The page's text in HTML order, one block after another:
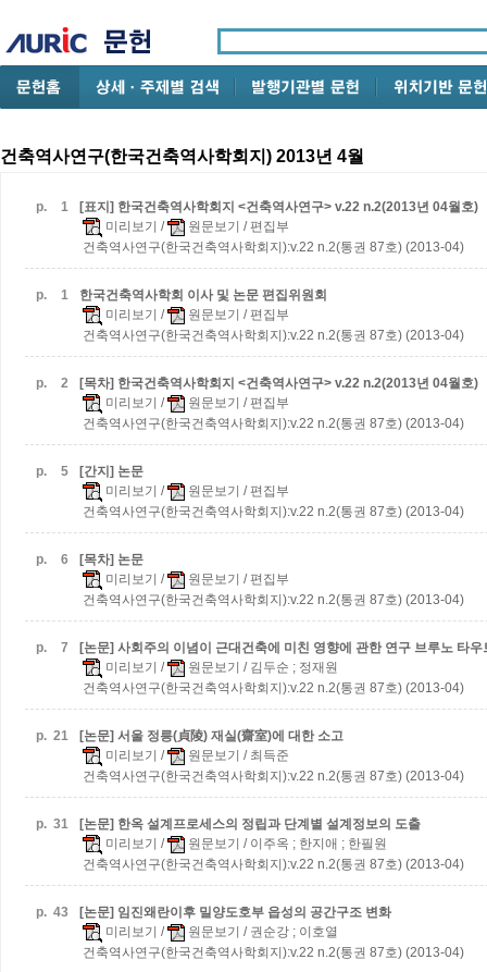
건축역사연구(한국건축역사학회지) 2013년 4월
p. 1
[표지] 한국건축역사학회지 <건축역사연구> v.22 n.2(2013년 04월호)
미리보기 / 원문보기 / 편집부
건축역사연구(한국건축역사학회지):v.22 n.2(통권 87호) (2013-04)
p. 1
한국건축역사학회 이사 및 논문 편집위원회
미리보기 / 원문보기 / 편집부
건축역사연구(한국건축역사학회지):v.22 n.2(통권 87호) (2013-04)
p. 2
[목차] 한국건축역사학회지 <건축역사연구> v.22 n.2(2013년 04월호)
미리보기 / 원문보기 / 편집부
건축역사연구(한국건축역사학회지):v.22 n.2(통권 87호) (2013-04)
p. 5
[간지] 논문
미리보기 / 원문보기 / 편집부
건축역사연구(한국건축역사학회지):v.22 n.2(통권 87호) (2013-04)
p. 6
[목차] 논문
미리보기 / 원문보기 / 편집부
건축역사연구(한국건축역사학회지):v.22 n.2(통권 87호) (2013-04)
p. 7 [논문] 사회주의 이념이 근대건축에 미친 영향에 관한 연구 브루노 타우
미리보기 / 원문보기 / 김두순 ; 정재원
건축역사연구(한국건축역사학회지):v.22 n.2(통권 87호) (2013-04)
p. 21
[논문] 서울 정릉(貞陵) 재실(齋室)에 대한 소고
미리보기 / 원문보기 / 최득준
건축역사연구(한국건축역사학회지):v.22 n.2(통권 87호) (2013-04)
p. 31
[논문] 한옥 설계프로세스의 정립과 단계별 설계정보의 도출
미리보기 / 원문보기 / 이주옥 ; 한지애 ; 한필원
건축역사연구(한국건축역사학회지):v.22 n.2(통권 87호) (2013-04)
p. 43
[논문] 임진왜란이후 밀양도호부 읍성의 공간구조 변화
미리보기 / 원문보기 / 권순강 ; 이호열
건축역사연구(한국건축역사학회지):v.22 n.2(통권 87호) (2013-04)